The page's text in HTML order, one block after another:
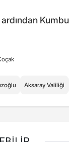
ardından
Aksaray Valiliği